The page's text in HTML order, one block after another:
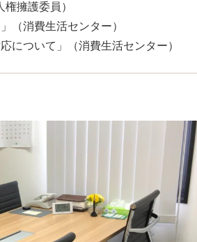
擁護委員）
（消費生活センター）
ついて」（消費生活センター）